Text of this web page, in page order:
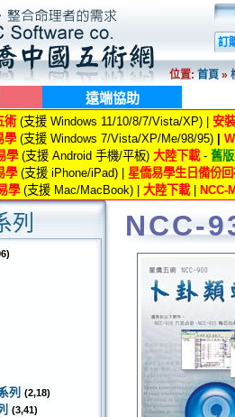
訂
位置:首頁»
遠端協助
術(支援 Windows 11/10/8/7/Vista/XP) | 安
學(支援 Windows 7/Vista/XP/Me/98/95)
學(支援 Android 手機/平板) 大陸下載- 舊版
學(支援 iPhone/iPad) | 星僑易學生日備份
學(支援 Mac/MacBook) | 大陸下載| NCC-
列
列 (2,18)
(3,41)
NCC-